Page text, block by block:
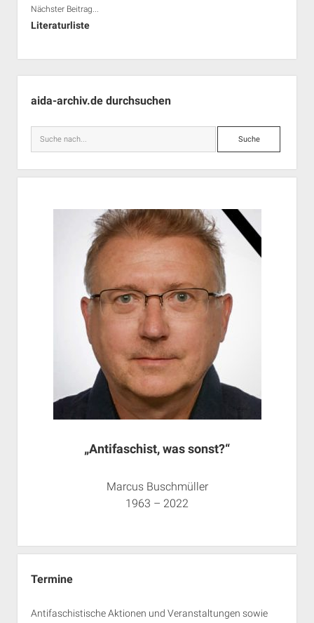
Nächster Beitrag...
Literaturliste
aida-archiv.de durchsuchen
Suche
„Antifaschist, was sonst?“
Marcus Buschmüller
1963 – 2022
Termine
Antifaschistische Aktionen und Veranstaltungen sowie